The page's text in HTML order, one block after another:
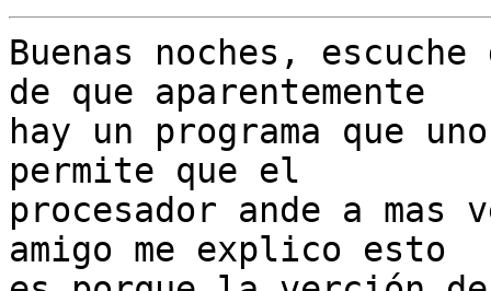
Buenas noches,
de que aparentemente
hay un programa que
permite que el
procesador ande a
amigo me explico esto